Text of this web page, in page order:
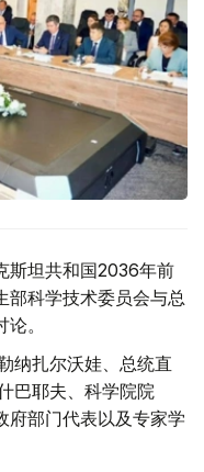
斯坦共和国2036年前
部科学技术委员会与总
。
纳扎尔沃娃、总统直
巴耶夫、科学院院
府部门代表以及专家学